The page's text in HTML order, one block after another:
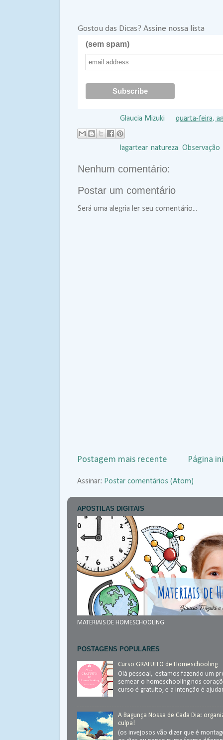
Gostou das Dicas? Assine nossa lista
(sem spam)
Glaucia Mizuki quarta-feira,
lagartear, natureza Observação
Nenhum comentário:
Postar um comentário
Será uma alegria ler seu comentário...
Postagem mais recente Página
Assinar: Postar comentários (Atom)
APOSTILAS DIGITAIS
MATERIAIS DE HOMESCHOOLING
POSTAGENS POPULARES
Curso GRATUITO de Homeschooling
Olá pessoal, estamos fazendo um
semear o homeschooling nos
curso é gratuito, e a intenção é
A Bagunça Nossa de Cada Dia:
culpa!
(os invejosos vão dizer que é